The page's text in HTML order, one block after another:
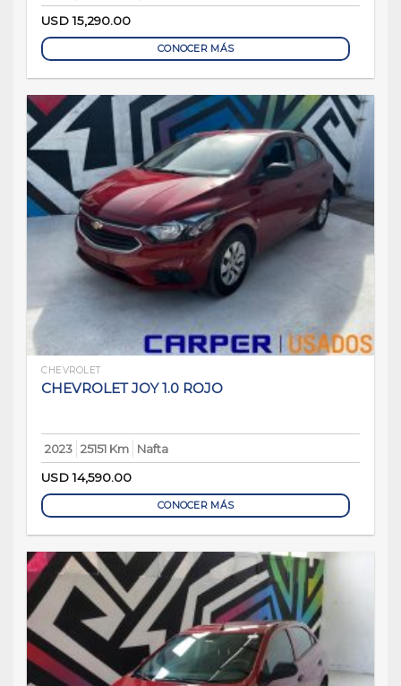
USD15,290.00
CONOCER MÁS
CHEVROLET
CHEVROLET JOY 1.0 ROJO
2023 25151 Km
Nafta
USD14,590.00
CONOCER MÁS